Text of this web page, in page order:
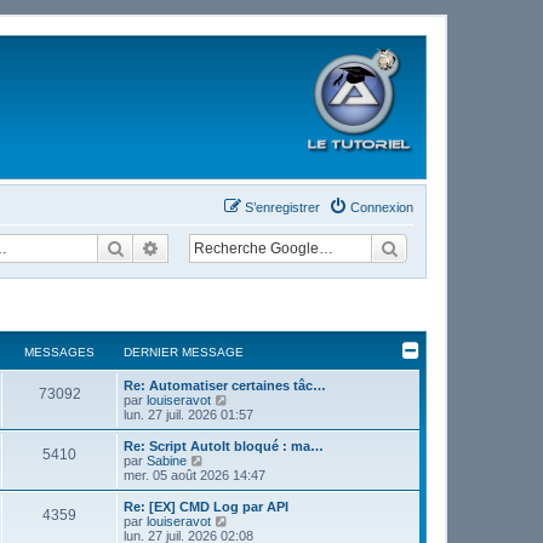
Connexion
S’enregistrer
RechercherRecherche avancée
MESSAGES DERNIER MESSAGE
73092
Re: Automatiser certaines tâc…
par louiseravot
o
i
r
e
r
n
lun. 27 juil. 2026 01:57
5410
Re: Script AutoIt bloqué : ma…
par Sabine
o
i
r
l
e
mer. 05 août 2026 14:47
4359
Re: [EX] CMD Log par API
par louiseravot
o
lun. 27 juil. 2026 02:08